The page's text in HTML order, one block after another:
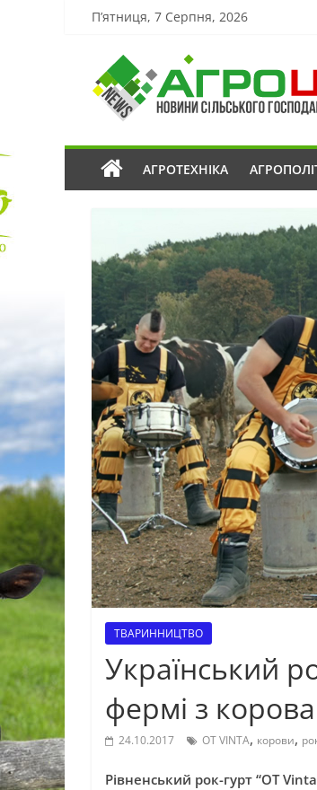
П’ятниця, 7 Серпня, 2026
АГРОТЕХНІКА
ТВАРИННИЦТВО
Український
фермі з
24.10.2017 OT VINTA, корови,
Рівненський рок-гурт “OT